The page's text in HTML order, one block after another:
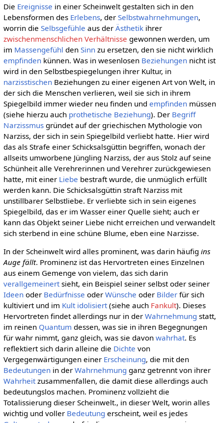
Die Ereignisse in einer Scheinwelt gestalten sich in den
Lebensformen des Erlebens, der Selbstwahrnehmungen,
worrin die Selbsgefühle aus der Ästhetikihrer
zwischenmenschlichen Verhältnisse gewonnen werden, um
im Massengefühl den Sinnzu ersetzen, den sie nicht wirklich
empfindenkünnen. Was in wesenlosen Beziehungennicht ist
wird in den Selbstbespiegelungen ihrer Kultur, in
narzisstischenBeziehungen zu einer eigenen Art von Welt, in
der sich die Menschen verlieren, weil sie sich in ihrem
Spiegelbild immer wieder neu finden und empfindenmüssen
(siehe hierzu auch prothetische Beziehung). Der Begriff
Narzissmusgründet auf der griechischen Mythologie von
Narziss, der sich in sein Spiegelbild verliebt hatte. Hier wird
das als Strafe einer Schicksalsgüttin begriffen, wonach der
allseits umworbene Jüngling Narziss, der aus Stolz auf seine
Schünheit alle Verehrerinnen und Verehrer zurückgewiesen
hatte, mit einer Liebe bestraft wurde, die unmüglich erfüllt
werden kann. Die Schicksalsgüttin straft Narziss mit
unstillbarer Selbstliebe. Er verliebte sich in sein eigenes
Spiegelbild, das er im Wasser einer Quelle sieht; auch er
kann das Objekt seiner Liebe nicht erreichen und verwandelt
sich sterbend in eine schüne Blume, eben eine Narzisse.
In der Scheinwelt wird alles prominent, was darin häufig ins
Auge fällt. Prominenz ist das Hervortreten eines Einzelnen
aus einem Gemenge von vielem, das sich darin
verallgemeinertsieht, ein Beispiel seiner selbst oder seiner
Ideenoder Bedürfnisse oder Wünsche oder Bilderfür sich
kultiviert und im Kult idolisiert(siehe auch Fankult). Dieses
Hervortreten findet allerdings nur in der Wahrnehmung statt,
im reinen Quantum dessen, was sie in ihren Begegnungen
für wahr nimmt, ganz gleich, was sie davon wahrhat. Es
reflektiert sich darin alleine die Dichte von
Vergegenwärtigungen einer Erscheinung, die mit den
Bedeutungenin der Wahrnehmung ganz getrennt von ihrer
Wahrheitzusammenfallen, die damit diese allerdings auch
bedeutungslos machen. Prominenz vollzieht die
Totalissierung dieser Scheinwelt., in dieser Welt, worin alles
wichtig und voller Bedeutung erscheint, weil es jedes